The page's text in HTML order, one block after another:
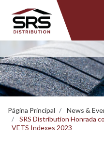
Página Principal News &
SRS Distribution Honrada
VETS Indexes 2023